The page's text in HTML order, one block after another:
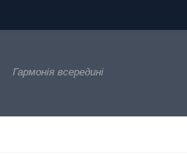
Гармонія всередині